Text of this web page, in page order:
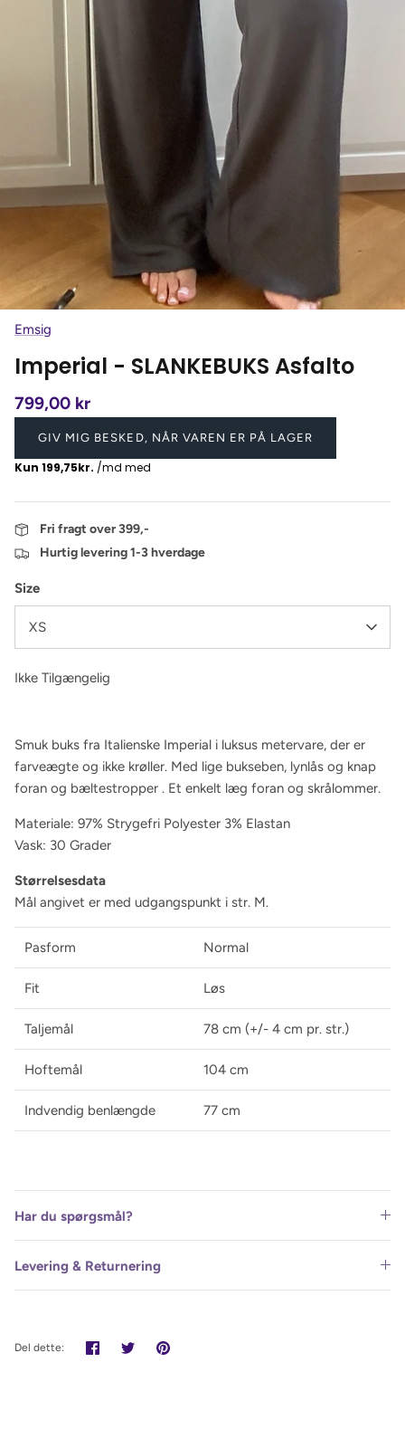
Emsig
Imperial - SLANKEBUKS Asfalto
799,00 kr
GIV MIG BESKED, NÅR VAREN ER PÅ LAGER
Fri fragt over 399,-
Hurtig levering 1-3 hverdage
Size
XS
Ikke Tilgængelig
Smuk buks fra Italienske Imperial i luksus metervare, der er
farveægte og ikke krøller. Med lige bukseben, lynlås og knap
foran og bæltestropper . Et enkelt læg foran og skrålommer.
Materiale: 97% Strygefri Polyester 3% Elastan
Vask: 30 Grader
Størrelsesdata
Mål angivet er med udgangspunkt i str. M.
Pasform Normal
Fit Løs
Taljemål 78 cm (+/- 4 cm pr. str.)
Hoftemål 104 cm
Indvendig benlængde 77 cm
Har du spørgsmål?
Levering & Returnering
Del dette: Del TweetPin